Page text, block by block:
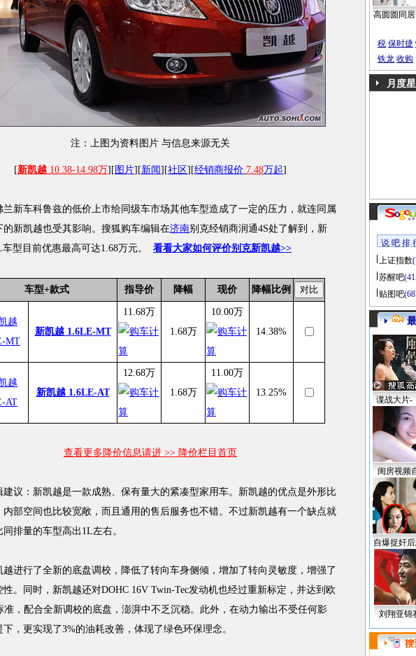
注：上图为资料图片 与信息来源无关
[新凯越 10.38-14.98万][ 图片][新闻][社区][经销商报价 7.48万起]
车科鲁兹的低价上市给同级车市场其他车型造成了一定的压力，就连同属
的新凯越也受其影响。搜狐购车编辑在济南别克经销商润通4S处了解到，新
车型目前优惠最高可达1.68万元。 看看大家如何评价别克新凯越>>
车型+款式 指导价 降幅 现价 降幅比例
新凯越 1.6LE-MT
11.68万
1.68万
10.00万
14.38%
新凯越 1.6LE-AT
12.68万
1.68万
11.00万
13.25%
查看更多降价信息请进 >> 降价栏目首页
：新凯越是一款成熟、保有量大的紧凑型家用车。新凯越的优点是外形比
内部空间也比较宽敞，而且通用的售后服务也不错。不过新凯越有一个缺点就
排量的车型高出1L左右。
行了全新的底盘调校，降低了转向车身侧倾，增加了转向灵敏度，增强了
性。同时，新凯越还对DOHC 16V Twin-Tec发动机也经过重新标定，并达到欧
准，配合全新调校的底盘，澎湃中不乏沉稳。此外，在动力输出不受任何影
下，更实现了3%的油耗改善，体现了绿色环保理念。
高圆圆同
税 保时捷
铁龙 收购
月度
说 吧 排
上证指数
苏醒吧
贴图吧
谍战大片-
闺房视频
自爆捉奸
刘翔亚锦